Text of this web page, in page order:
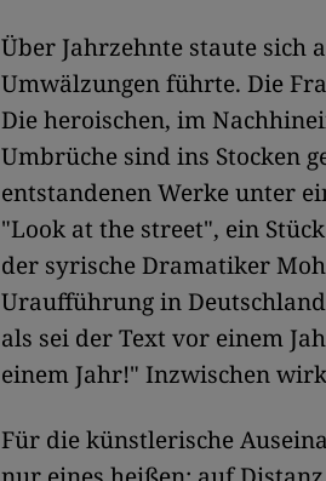
Über Jahrzehnte staute sich
Umwälzungen führte. Die
Die heroischen, im
Umbrüche sind ins Stocken
entstandenen Werke unter
"Look at the street", ein
der syrische Dramatiker
Uraufführung in
als sei der Text vor einem
einem Jahr!" Inzwischen
Für die künstlerische